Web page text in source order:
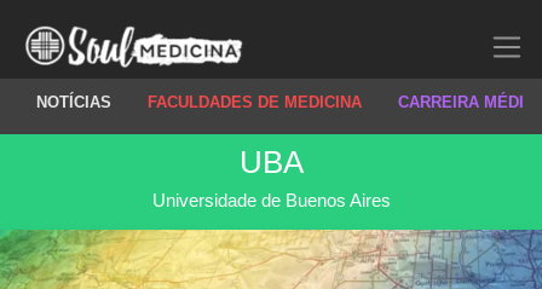
NOTÍCIAS FACULDADES DE MEDICINA CARREIRA
UBA
Universidade de Buenos Aires